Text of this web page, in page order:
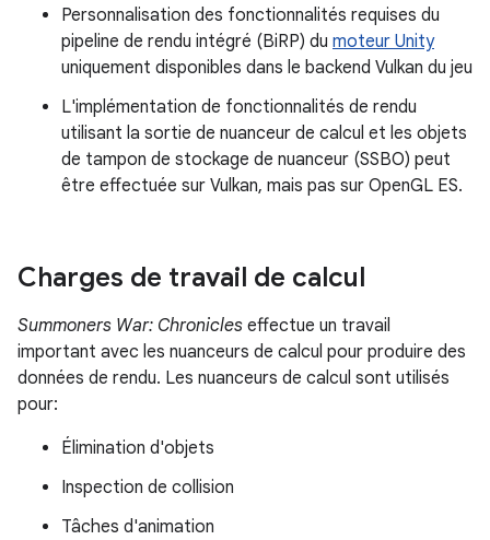
Personnalisation des fonctionnalités requises du
pipeline de rendu intégré (BiRP) du moteur Unity
uniquement disponibles dans le backend Vulkan du jeu
L'implémentation de fonctionnalités de rendu
utilisant la sortie de nuanceur de calcul et les objets
de tampon de stockage de nuanceur (SSBO) peut
être effectuée sur Vulkan, mais pas sur OpenGL ES.
Charges de travail de calcul
Summoners War: Chronicles effectue un travail
important avec les nuanceurs de calcul pour produire des
données de rendu. Les nuanceurs de calcul sont utilisés
pour:
Élimination d'objets
Inspection de collision
Tâches d'animation